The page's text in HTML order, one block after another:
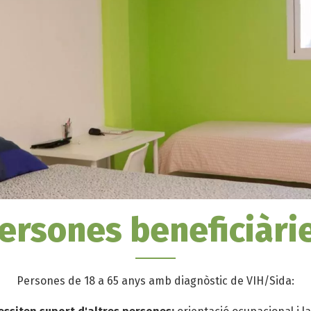
Persones de 18 a 65 anys amb diagnòstic de VIH/Sida: